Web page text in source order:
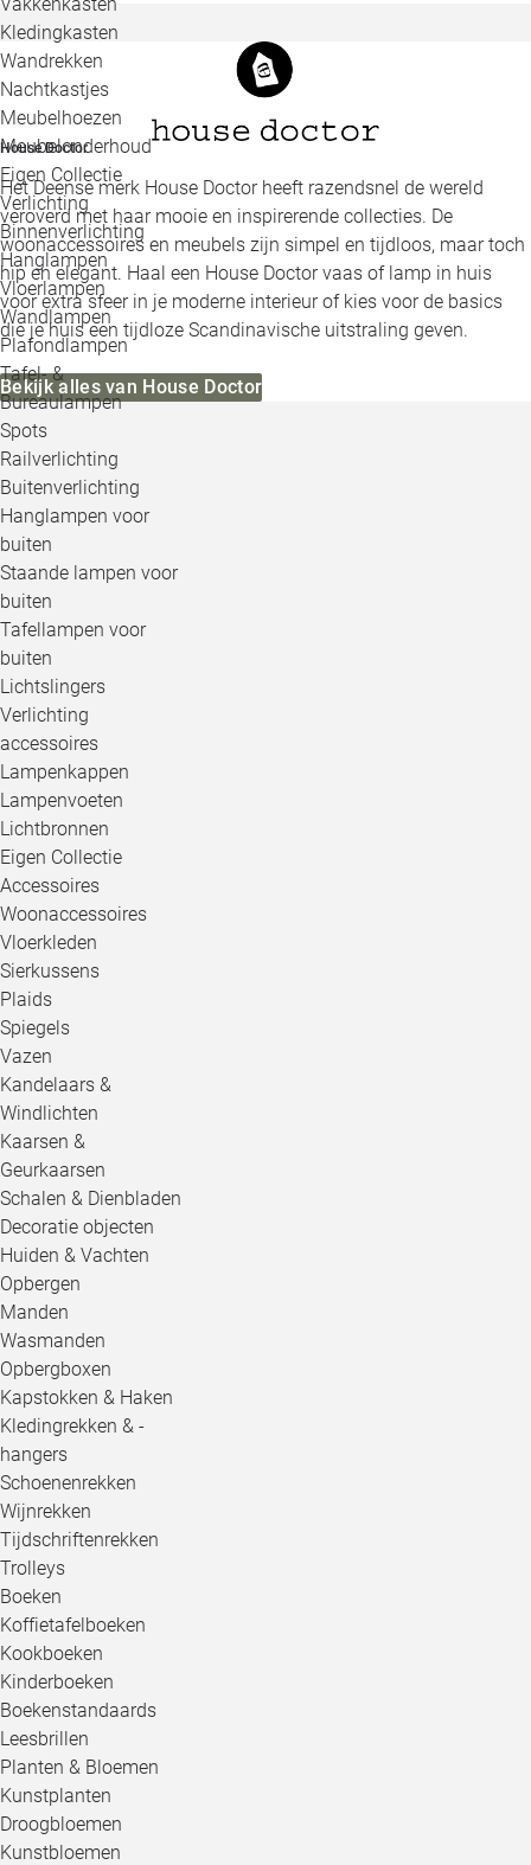
Kledingkasten
Wandrekken
Nachtkastjes
Meubelhoezen
Meubelonderhoud
Eigen Collectie
Verlichting
Binnenverlichting
Hanglampen
Vloerlampen
Wandlampen
Plafondlampen
Tafel- &
Bureaulampen
Spots
Railverlichting
Buitenverlichting
Hanglampen voor
buiten
Staande lampen voor
buiten
Tafellampen voor
buiten
Lichtslingers
Verlichting
accessoires
Lampenkappen
Lampenvoeten
Lichtbronnen
Eigen Collectie
Accessoires
Woonaccessoires
Vloerkleden
Sierkussens
Plaids
Spiegels
Vazen
Kandelaars &
Windlichten
Kaarsen &
Geurkaarsen
Schalen & Dienbladen
Decoratie objecten
Huiden & Vachten
Opbergen
Manden
Wasmanden
Opbergboxen
Kapstokken & Haken
Kledingrekken & -
hangers
Schoenenrekken
Wijnrekken
Tijdschriftenrekken
Trolleys
Boeken
Koffietafelboeken
Kookboeken
Kinderboeken
Boekenstandaards
Leesbrillen
Planten & Bloemen
Kunstplanten
Droogbloemen
Kunstbloemen
House Doctor
Het Deense merk House Doctor heeft razendsnel de wereld
veroverd met haar mooie en inspirerende collecties. De
woonaccessoires en meubels zijn simpel en tijdloos, maar toch
hip en elegant. Haal een House Doctor vaas of lamp in huis
voor extra sfeer in je moderne interieur of kies voor de basics
die je huis een tijdloze Scandinavische uitstraling geven.
Bekijk alles van House Doctor